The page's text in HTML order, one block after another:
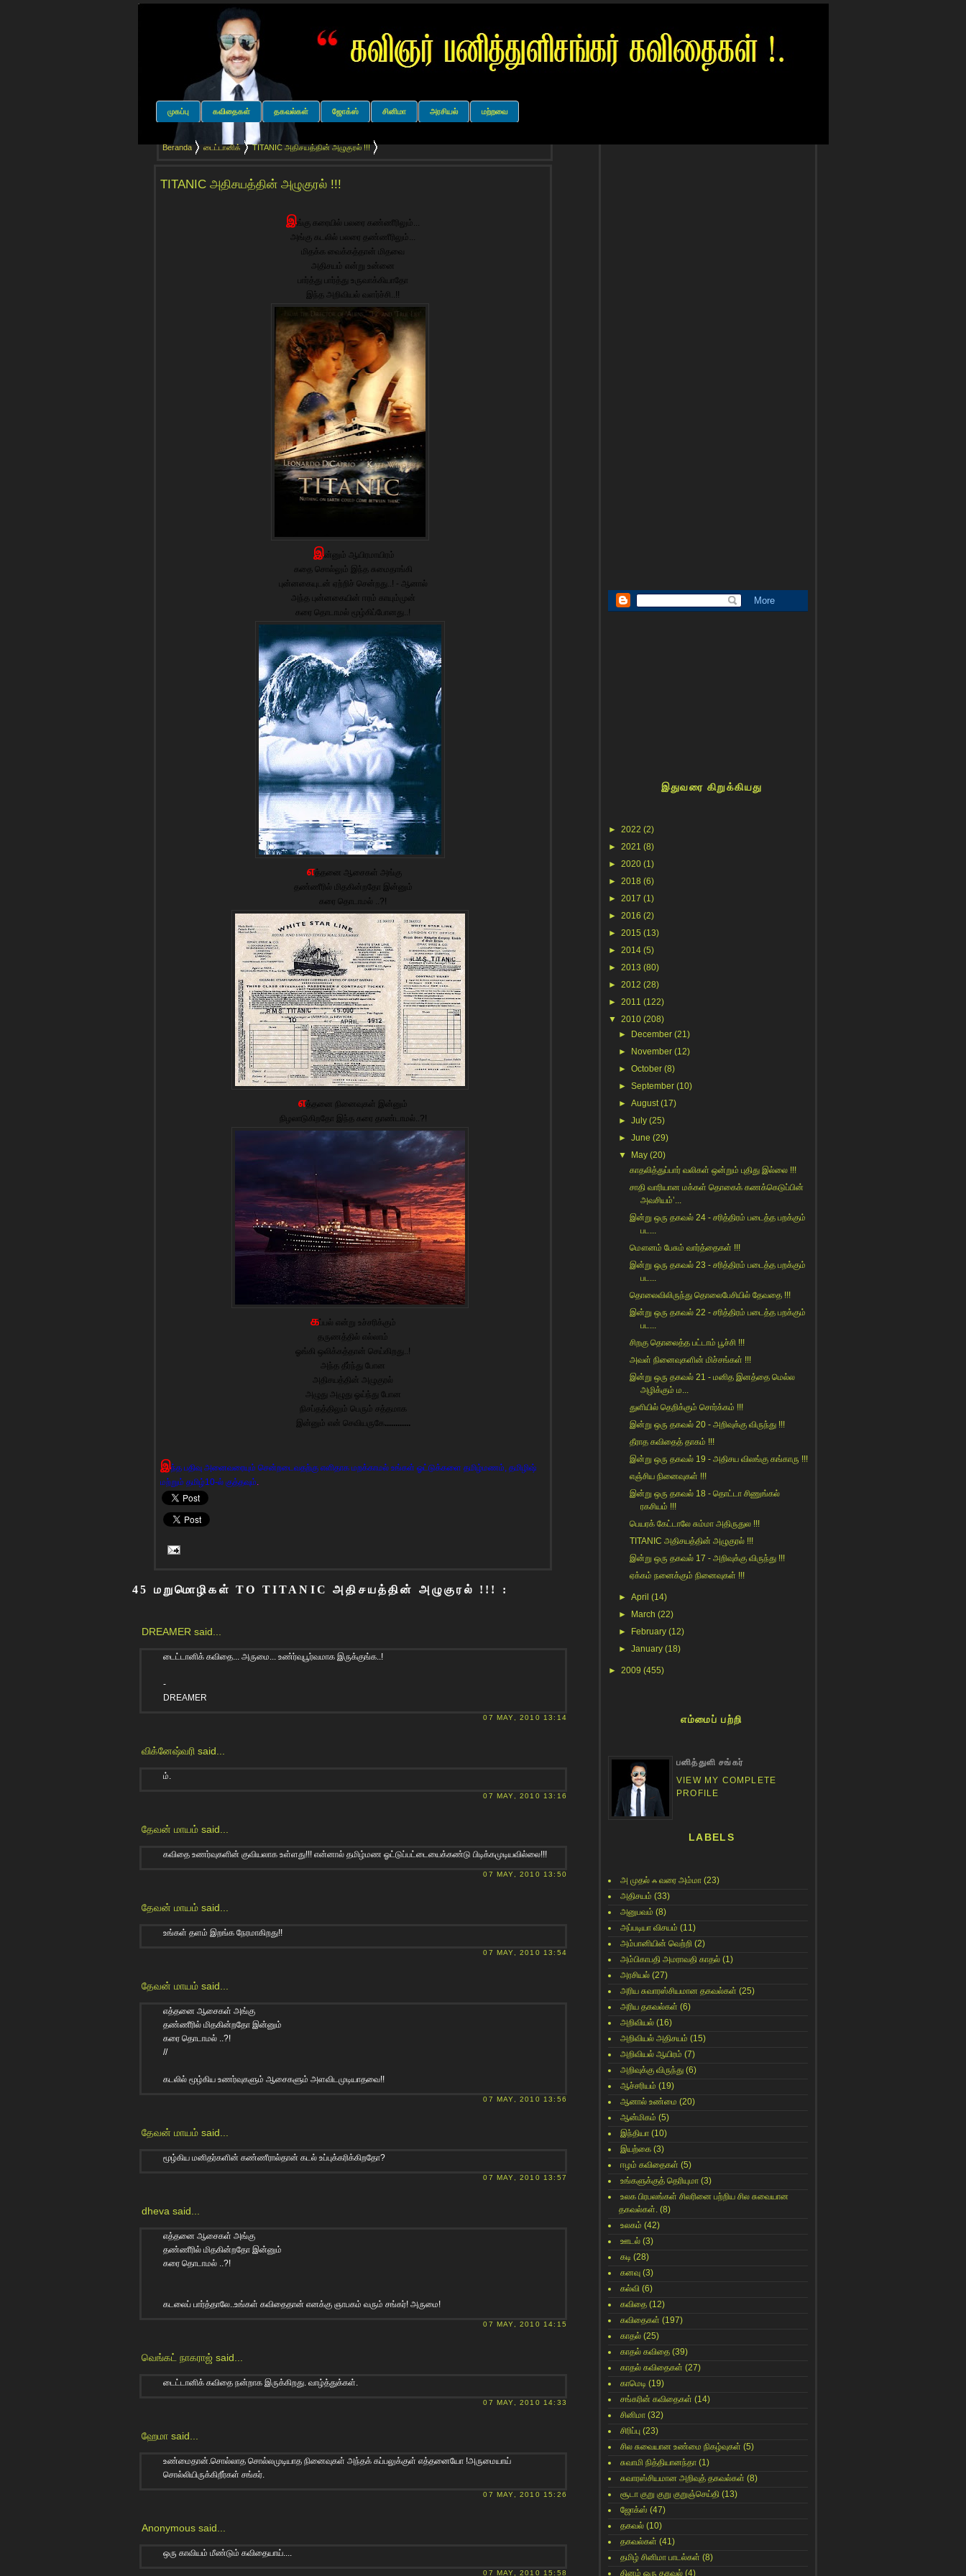
முகப்பு கவிதைகள் தகவல்கள் ஜோக்ஸ் சினிமா அரசியல் மற்றவை
Beranda டைட்டானிக் TITANIC அதிசயத்தின் அழுகுரல் !!!
TITANIC அதிசயத்தின் அழுகுரல் !!!
இங்கு கரையில் பலரை கண்ணீரிலும்...
அங்கு கடலில் பலரை தண்ணீரிலும்...
மிதக்க வைக்கத்தான் மிதவை
அதிசயம் என்று உன்னை
பார்த்து பார்த்து உருவாக்கியாதோ
இந்த அறிவியல் வளர்ச்சி..!!
இன்னும் ஆயிரமாயிரம்
கதை சொல்லும் இந்த சுமைதாங்கி
புன்னகையுடன் ஏற்றிச் சென்றது..! - ஆனால்
அந்த புன்னகையின் ஈரம் காயும்முன்
கரை தொடாமல் மூழ்கிப்போனது..!
எத்தனை ஆசைகள் அங்கு
தண்ணீரில் மிதகின்றதோ இன்னும்
கரை தொடாமல் ..?!
எத்தனை நினைவுகள் இன்னும்
நிழலாடுகிறதோ இந்த கரை தாண்டாமல்..?!
கப்பல் என்று உச்சரிக்கும்
தருணத்தில் எல்லாம்
ஓங்கி ஒலிக்கத்தான் செய்கிறது..!
அந்த தீர்ந்து போன
அதிசயத்தின் அழுகுரல்
அழுது அழுது ஓய்ந்து போன
நிசப்தத்திலும் பெரும் சத்தமாக
இன்னும் என் செவியருகே ............
இந்த பதிவு அனைவரையும் சென்றடைவதற்கு எளிதாக மறக்காமல் உங்கள் ஓட்டுக்களை தமிழ்மணம், தமிழிஷ்
மற்றும் தமிழ்10-ல் குத்தவும்
45 மறுமொழிகள் TO TITANIC அதிசயத்தின் அழுகுரல் !!! :
DREAMER said...
டைட்டானிக் கவிதை... அருமை... உண்ர்வுபூர்வமாக இருக்குங்க..!
-
DREAMER
07 MAY, 2010 13:14
விக்னேஷ்வரி said...
ம்.
07 MAY, 2010 13:16
தேவன் மாயம் said...
கவிதை உணர்வுகளின் குவியலாக உள்ளது!!! என்னால் தமிழ்மண ஓட்டுப்பட்டையைக்கண்டு பிடிக்கமுடியவில்லை!!!
07 MAY, 2010 13:50
தேவன் மாயம் said...
உங்கள் தளம் இறங்க நேரமாகிறது!!
07 MAY, 2010 13:54
தேவன் மாயம் said...
எத்தனை ஆசைகள் அங்கு
தண்ணீரில் மிதகின்றதோ இன்னும்
கரை தொடாமல் ..?!
//
கடலில் மூழ்கிய உணர்வுகளும் ஆசைகளும் அளவிடமுடியாதவை!!
07 MAY, 2010 13:56
தேவன் மாயம் said...
மூழ்கிய மனிதர்களின் கண்ணீரால்தான் கடல் உப்புக்கரிக்கிறதோ?
07 MAY, 2010 13:57
dheva said...
எத்தனை ஆசைகள் அங்கு
தண்ணீரில் மிதகின்றதோ இன்னும்
கரை தொடாமல் ..?!
கடலைப் பார்த்தாலே..உங்கள் கவிதைதான் எனக்கு ஞாபகம் வரும் சங்கர்! அருமை!
07 MAY, 2010 14:15
வெங்கட் நாகராஜ் said...
டைட்டானிக் கவிதை நன்றாக இருக்கிறது. வாழ்த்துக்கள்.
07 MAY, 2010 14:33
ஹேமா said...
உண்மைதான்.சொல்லாத சொல்லமுடியாத நினைவுகள் அந்தக் கப்பலுக்குள் எத்தனையோ !அருமையாய்
சொல்லியிருக்கிறீர்கள் சங்கர்.
07 MAY, 2010 15:26
Anonymous said...
ஒரு காவியம் மீண்டும் கவிதையாய்....
07 MAY, 2010 15:58
இதுவரை கிறுக்கியது
► 2022 (2)
► 2021 (8)
► 2020 (1)
► 2018 (6)
► 2017 (1)
► 2016 (2)
► 2015 (13)
► 2014 (5)
► 2013 (80)
► 2012 (28)
► 2011 (122)
▼ 2010 (208)
►
December (21)
►
November (12)
►October (8)
►September (10)
►August (17)
►July (25)
►June (29)
▼
May (20)
காதலித்துப்பார் வலிகள் ஒன்றும் புதிது இல்லை !!!
சாதி வாரியான மக்கள் தொகைக் கணக்கெடுப்பின்
அவசியம்’...
இன்று ஒரு தகவல் 24 - சரித்திரம் படைத்த பறக்கும்
பட...
மௌனம் பேசும் வார்த்தைகள் !!!
இன்று ஒரு தகவல் 23 - சரித்திரம் படைத்த பறக்கும்
பட...
தொலைவிலிருந்து தொலைபேசியில் தேவதை !!!
இன்று ஒரு தகவல் 22 - சரித்திரம் படைத்த பறக்கும்
பட...
சிறகு தொலைத்த பட்டாம் பூச்சி !!!
அவள் நினைவுகளின் மிச்சங்கள் !!!
இன்று ஒரு தகவல் 21 - மனித இனத்தை மெல்ல
அழிக்கும் ம...
துளியில் தெறிக்கும் சொர்க்கம் !!!
இன்று ஒரு தகவல் 20 - அறிவுக்கு விருந்து !!!
தீராத கவிதைத் தாகம் !!!
இன்று ஒரு தகவல் 19 - அதிசய விலங்கு கங்காரு !!!
எஞ்சிய நினைவுகள் !!!
இன்று ஒரு தகவல் 18 - தொட்டா சிணுங்கல்
ரகசியம் !!!
பெயரக் கேட்டாலே சும்மா அதிருதுல !!!
TITANIC அதிசயத்தின் அழுகுரல் !!!
இன்று ஒரு தகவல் 17 - அறிவுக்கு விருந்து !!!
ஏக்கம் நனைக்கும் நினைவுகள் !!!
►April (14)
►
March (22)
►
February (12)
►January (18)
► 2009 (455)
எம்மைப் பற்றி
பனித்துளி சங்கர்
VIEW MY COMPLETE
PROFILE
LABELS
அ முதல் ஃ வரை அம்மா (23)
அதிசயம் (33)
அனுபவம் (8)
அப்படியா விசயம் (11)
அம்பானியின் வெற்றி (2)
அம்பிகாபதி அமராவதி காதல் (1)
அரசியல் (27)
அரிய சுவாரஸ்சியமான தகவல்கள் (25)
அரிய தகவல்கள் (6)
அறிவியல் (16)
அறிவியல் அதிசயம் (15)
அறிவியல் ஆயிரம் (7)
அறிவுக்கு விருந்து (6)
ஆச்சரியம் (19)
ஆனால் உண்மை (20)
ஆன்மிகம் (5)
இந்தியா (10)
இயற்கை (3)
ஈழம் கவிதைகள் (5)
உங்களுக்குத் தெரியுமா (3)
உலக பிரபலங்கள் சிலரினை பற்றிய சில சுவையான
தகவல்கள். (8)
உலகம் (42)
ஊடல் (3)
கடி (28)
கனவு (3)
கல்வி (6)
கவிதை (12)
கவிதைகள் (197)
காதல் (25)
காதல் கவிதை (39)
காதல் கவிதைகள் (27)
காமெடி (19)
சங்கரின் கவிதைகள் (14)
சினிமா (32)
சிரிப்பு (23)
சில சுவையான உண்மை நிகழ்வுகள் (5)
சுவாமி நித்தியானந்தா (1)
சுவாரஸ்சியமான அறிவுத் தகவல்கள் (8)
சூடா குறு குறு குறுஞ்செய்தி (13)
ஜோக்ஸ் (47)
தகவல் (10)
தகவல்கள் (41)
தமிழ் சினிமா பாடல்கள் (8)
தினம் ஒரு தகவல் (4)